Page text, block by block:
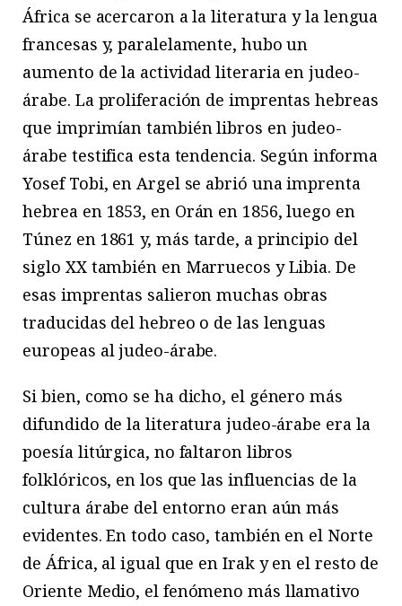
África se acercaron a la literatura y la lengua
francesas y, paralelamente, hubo un
aumento de la actividad literaria en judeo-
árabe. La proliferación de imprentas hebreas
que imprimían también libros en judeo-
árabe testifica esta tendencia. Según informa
Yosef Tobi, en Argel se abrió una imprenta
hebrea en 1853, en Orán en 1856, luego en
Túnez en 1861 y, más tarde, a principio del
siglo XX también en Marruecos y Libia. De
esas imprentas salieron muchas obras
traducidas del hebreo o de las lenguas
europeas al judeo-árabe.
Si bien, como se ha dicho, el género más
difundido de la literatura judeo-árabe era la
poesía litúrgica, no faltaron libros
folklóricos, en los que las influencias de la
cultura árabe del entorno eran aún más
evidentes. En todo caso, también en el Norte
de África, al igual que en Irak y en el resto de
Oriente Medio, el fenómeno más llamativo